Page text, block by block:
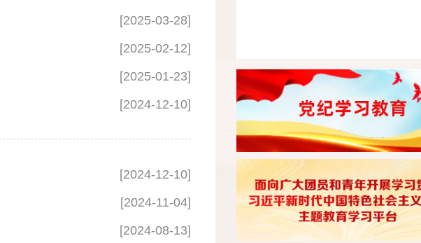
[2025-03-28]
[2025-02-12]
[2025-01-23]
[2024-12-10]
[2024-12-10]
[2024-11-04]
[2024-08-13]